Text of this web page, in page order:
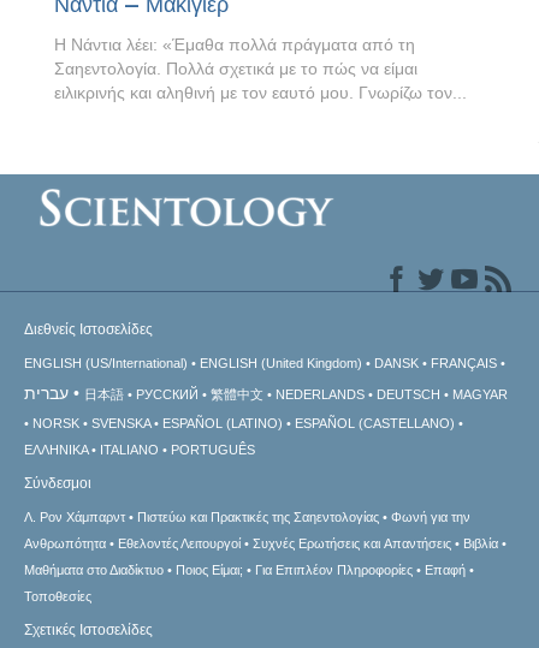
Η Νάντια λέει: «Έμαθα πολλά πράγματα από τη
Σαηεντολογία. Πολλά σχετικά με το πώς να είμαι
ειλικρινής και αληθινή με τον εαυτό μου. Γνωρίζω τον...
Διεθνείς Ιστοσελίδες
ENGLISH (US/International) ENGLISH (United Kingdom) DANSK FRANÇAIS
עברית 日本語 РУССКИЙ 繁體中文 NEDERLANDS DEUTSCH
MAGYAR
NORSK
SVENSKA ESPAÑOL (LATINO)
ESPAÑOL (CASTELLANO)
ΕΛΛΗΝΙΚA
ITALIANO PORTUGUÊS
Σύνδεσμοι
Λ. Ρον Χάμπαρντ Πιστεύω και Πρακτικές της Σαηεντολογίας
Φωνή για την
Ανθρωπότητα
Εθελοντές Λειτουργοί Συχνές Ερωτήσεις και Απαντήσεις
Βιβλία
Μαθήματα στο Διαδίκτυο
Ποιος Είμαι; Για Επιπλέον Πληροφορίες
Επαφή
Τοποθεσίες
Σχετικές Ιστοσελίδες